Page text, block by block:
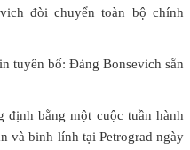
đòi chuyển toàn bộ chính
tuyên bố: Đảng Bonsevich sẵn
bằng một cuộc tuần hành
và binh lính tại Petrograd ngày